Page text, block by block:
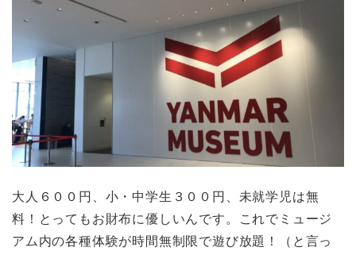
大人６００円、小・中学生３００円、未就学児は無
料！とってもお財布に優しいんです。これでミュージ
アム内の各種体験が時間無制限で遊び放題！（と言っ